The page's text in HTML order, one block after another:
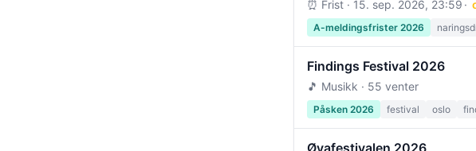
⏰ Frist · 15. sep. 2026, 23:59
A-meldingsfrister 2026
Findings Festival 2026
🎵 Musikk · 55 venter
Påsken 2026 festival oslo
Øyafestivalen 2026